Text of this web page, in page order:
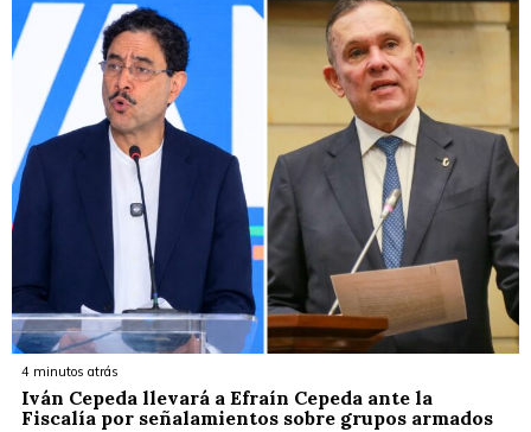
4 minutos atrás
Iván Cepeda llevará a Efraín Cepeda ante la
Fiscalía por señalamientos sobre grupos armados